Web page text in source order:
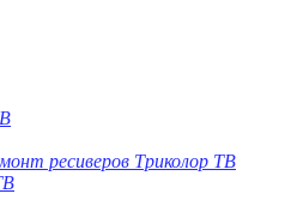
ресиверов Триколор ТВ